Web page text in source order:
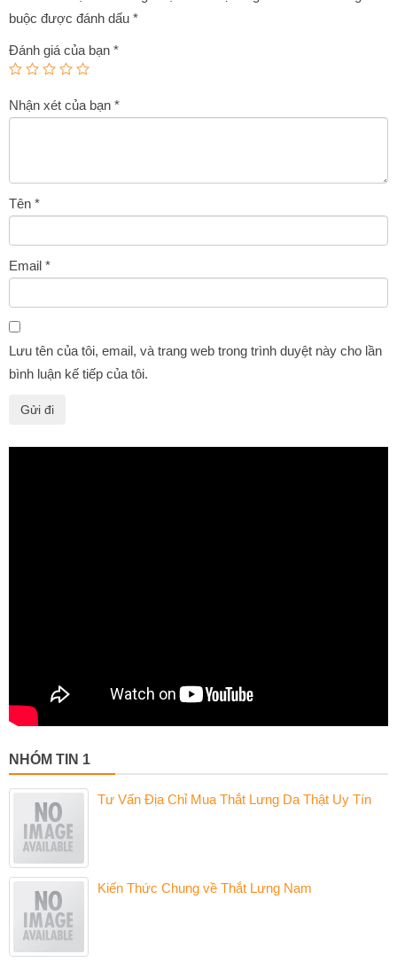
buộc được đánh dấu *
Đánh giá của bạn *
Nhận xét của bạn *
Tên *
Email *
Lưu tên của tôi, email, và trang web trong trình duyệt này cho lần
bình luận kế tiếp của tôi.
NHÓM TIN 1
Tư Vấn Địa Chỉ Mua Thắt Lưng Da Thật Uy Tín
Kiến Thức Chung về Thắt Lưng Nam